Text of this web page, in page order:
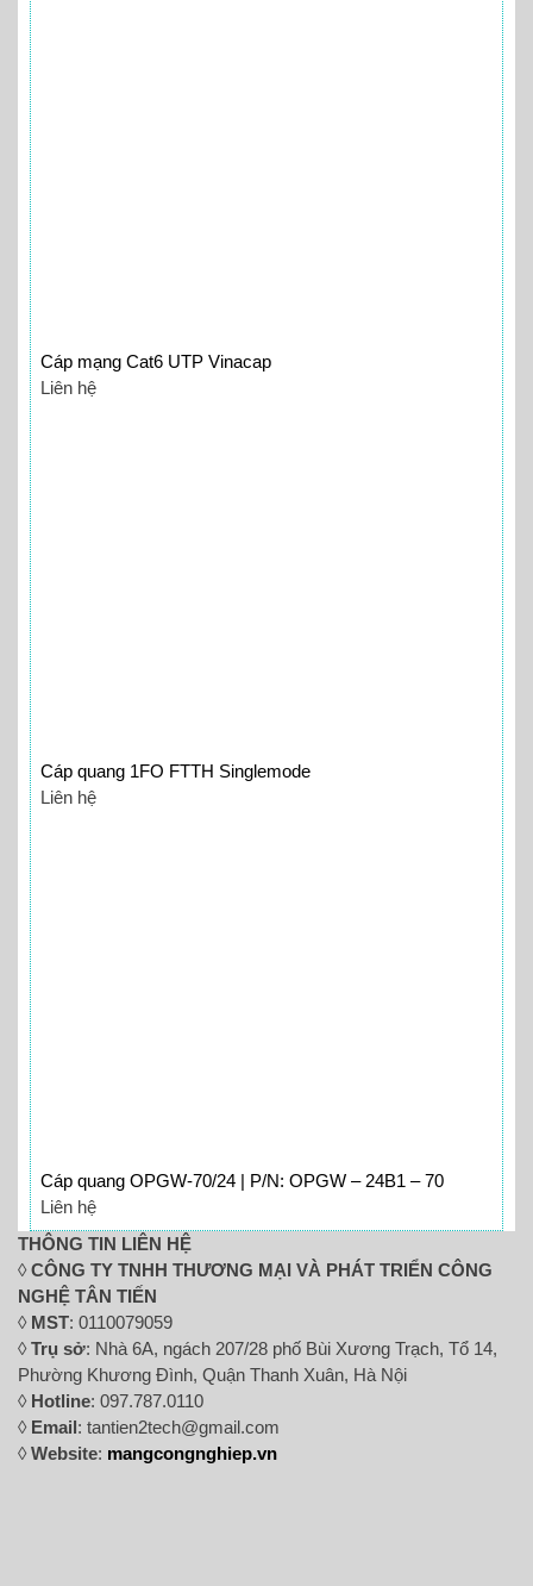
Cáp mạng Cat6 UTP Vinacap
Liên hệ
Cáp quang 1FO FTTH Singlemode
Liên hệ
Cáp quang OPGW-70/24 | P/N: OPGW – 24B1 – 70
Liên hệ
THÔNG TIN LIÊN HỆ
◊CÔNG TY TNHH THƯƠNG MẠI VÀ PHÁT TRIỂN CÔNG
NGHỆ TÂN TIẾN
◊ MST: 0110079059
◊Trụ sở: Nhà 6A, ngách 207/28 phố Bùi Xương Trạch, Tổ 14,
Phường Khương Đình, Quận Thanh Xuân, Hà Nội
◊ Hotline: 097.787.0110
◊ Email: tantien2tech@gmail.com
◊Website: mangcongnghiep.vn